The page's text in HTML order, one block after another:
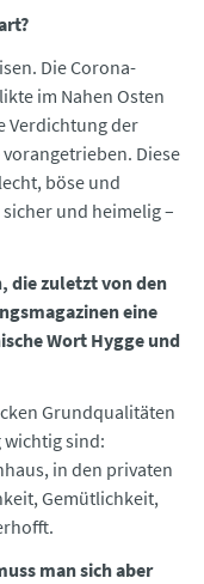
Die Corona-
im Nahen Osten
Verdichtung der
Diese
böse und
und heimelig –
die zuletzt von den
eine
Wort Hygge und
Grundqualitäten
wichtig sind:
in den privaten
Gemütlichkeit,
man sich aber